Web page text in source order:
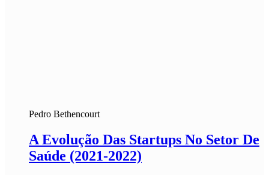
Pedro Bethencourt
A Evolução Das Startups No Setor De
Saúde (2021-2022)